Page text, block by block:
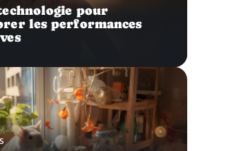
pour
les performances